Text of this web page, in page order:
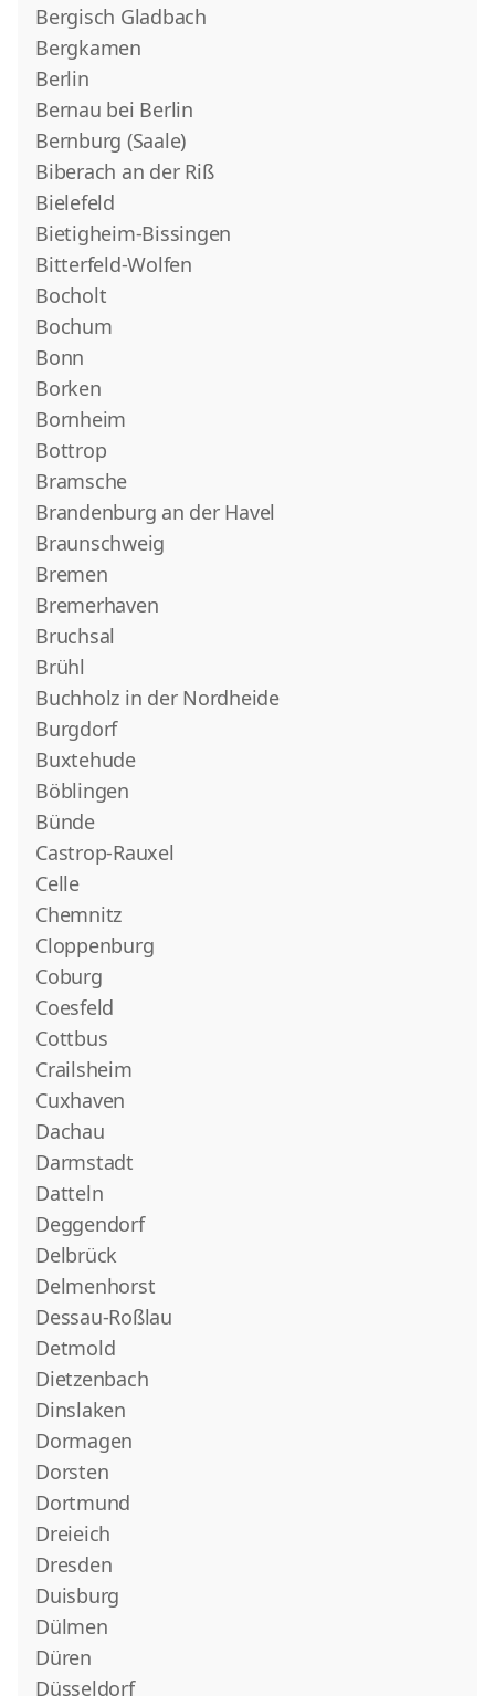
Bergisch Gladbach
Bergkamen
Berlin
Bernau bei Berlin
Bernburg (Saale)
Biberach an der Riß
Bielefeld
Bietigheim-Bissingen
Bitterfeld-Wolfen
Bocholt
Bochum
Bonn
Borken
Bornheim
Bottrop
Bramsche
Brandenburg an der Havel
Braunschweig
Bremen
Bremerhaven
Bruchsal
Brühl
Buchholz in der Nordheide
Burgdorf
Buxtehude
Böblingen
Bünde
Castrop-Rauxel
Celle
Chemnitz
Cloppenburg
Coburg
Coesfeld
Cottbus
Crailsheim
Cuxhaven
Dachau
Darmstadt
Datteln
Deggendorf
Delbrück
Delmenhorst
Dessau-Roßlau
Detmold
Dietzenbach
Dinslaken
Dormagen
Dorsten
Dortmund
Dreieich
Dresden
Duisburg
Dülmen
Düren
Düsseldorf